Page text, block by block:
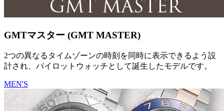
GMTマスター (GMT MASTER)
2つの異なるタイムゾーンの時刻を同時に表示できるよう設
計され、パイロットウォッチとして誕生したモデルです。
MEN'S